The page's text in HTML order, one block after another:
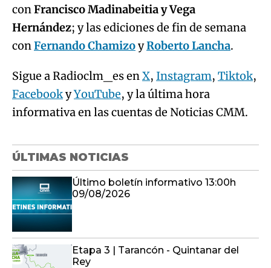
conFrancisco Madinabeitia y Vega
Hernández; y las ediciones de fin de semana
conFernando ChamizoyRoberto Lancha.
Sigue a Radioclm_es enX, Instagram, Tiktok,
FacebookyYouTube, y la última hora
informativa en las cuentas de Noticias CMM.
ÚLTIMAS NOTICIAS
Último boletín informativo 13:00h
09/08/2026
Etapa 3 | Tarancón - Quintanar del
Rey